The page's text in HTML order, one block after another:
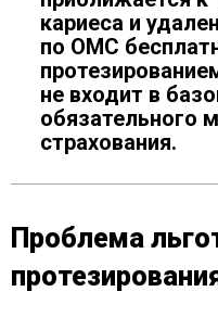
кариеса и
по ОМС
не входит в
обязательного
страхования.
Проблема